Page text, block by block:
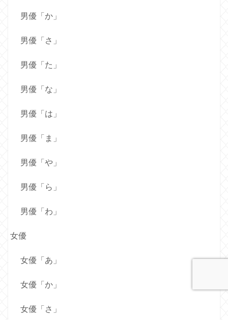
男優「か」
男優「さ」
男優「た」
男優「な」
男優「は」
男優「ま」
男優「や」
男優「ら」
男優「わ」
女優
女優「あ」
女優「か」
女優「さ」